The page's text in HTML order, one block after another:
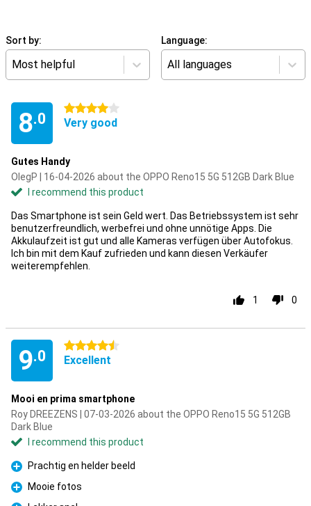
Sort by:
Most helpful
Language:
All languages
8.0
4 stars
Very good
Gutes Handy
OlegP | 16-04-2026 about the OPPO Reno15 5G 512GB Dark Blue
I recommend this product
Das Smartphone ist sein Geld wert. Das Betriebssystem ist sehr
benutzerfreundlich, werbefrei und ohne unnötige Apps. Die
Akkulaufzeit ist gut und alle Kameras verfügen über Autofokus.
Ich bin mit dem Kauf zufrieden und kann diesen Verkäufer
weiterempfehlen.
1 0
9.0
4.5 stars
Excellent
Mooi en prima smartphone
Roy DREEZENS | 07-03-2026 about the OPPO Reno15 5G 512GB
Dark Blue
I recommend this product
Pro
Prachtig en helder beeld
Pro
Mooie fotos